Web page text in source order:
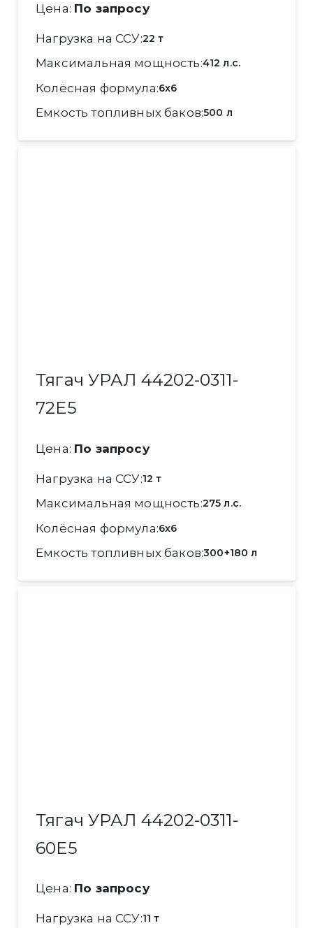
Цена: По запросу
Нагрузка на ССУ 22 т
Максимальная мощность 412 л.с.
Колёсная формула 6x6
Емкость топливных баков 500 л
Тягач УРАЛ 44202-0311-
72Е5
Цена: По запросу
Нагрузка на ССУ 12 т
Максимальная мощность 275 л.с.
Колёсная формула 6x6
Емкость топливных баков 300+180 л
Тягач УРАЛ 44202-0311-
60Е5
Цена: По запросу
Нагрузка на ССУ 11 т